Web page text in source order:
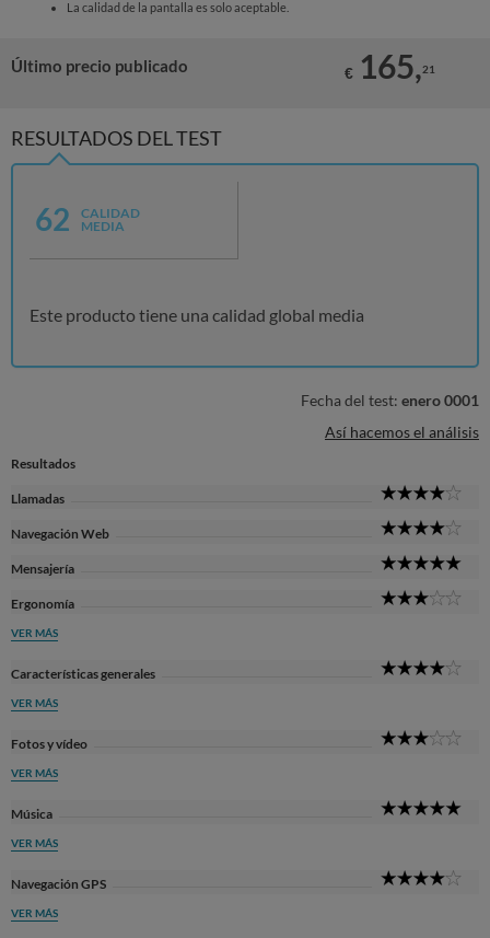
La calidad de la pantalla es solo aceptable.
Último precio publicado € 165,21
RESULTADOS DEL TEST
62
CALIDAD
MEDIA
Este producto tiene una calidad global media
Fecha del test: enero 0001
Así hacemos el análisis
Resultados
Llamadas
Navegación Web
Mensajería
Ergonomía
VER MÁS
Características generales
VER MÁS
Fotos y vídeo
VER MÁS
Música
VER MÁS
Navegación GPS
VER MÁS